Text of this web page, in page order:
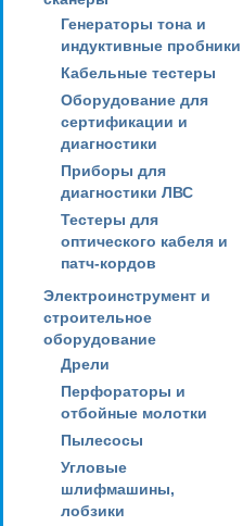
Генераторы тона и
индуктивные пробники
Кабельные тестеры
Оборудование для
сертификации и
диагностики
Приборы для
диагностики ЛВС
Тестеры для
оптического кабеля и
патч-кордов
Электроинструмент и
строительное
оборудование
Дрели
Перфораторы и
отбойные молотки
Пылесосы
Угловые
шлифмашины,
лобзики